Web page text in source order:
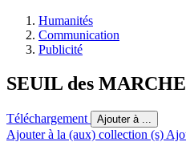
Humanités
Communication
Publicité
SEUIL des
Téléchargement Ajouter à ...
Ajouter à la (aux) collection (s)